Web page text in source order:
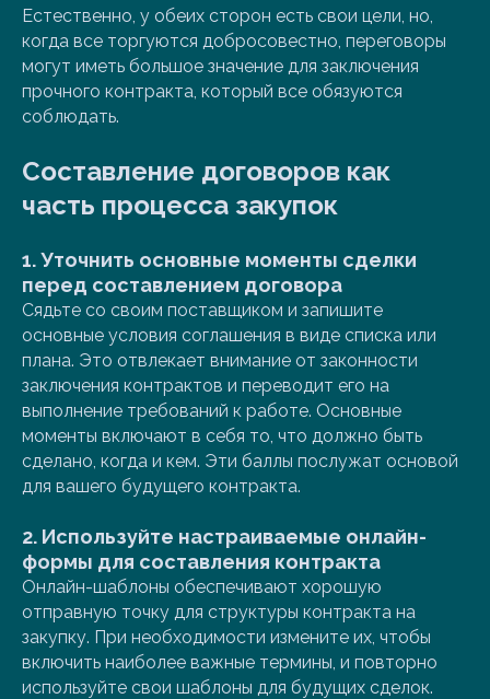
Естественно, у обеих сторон есть свои цели, но,
когда все торгуются добросовестно, переговоры
могут иметь большое значение для заключения
прочного контракта, который все обязуются
соблюдать.
Составление договоров как
часть процесса закупок
1.Уточнить основные моменты сделки
перед составлением договора
Сядьте со своим поставщиком и запишите
основные условия соглашения в виде списка или
плана. Это отвлекает внимание от законности
заключения контрактов и переводит его на
выполнение требований к работе. Основные
моменты включают в себя то, что должно быть
сделано, когда и кем. Эти баллы послужат основой
для вашего будущего контракта.
2. Используйте настраиваемые онлайн-
формы для составления контракта
Онлайн-шаблоны обеспечивают хорошую
отправную точку для структуры контракта на
закупку. При необходимости измените их, чтобы
включить наиболее важные термины, и повторно
используйте свои шаблоны для будущих сделок.